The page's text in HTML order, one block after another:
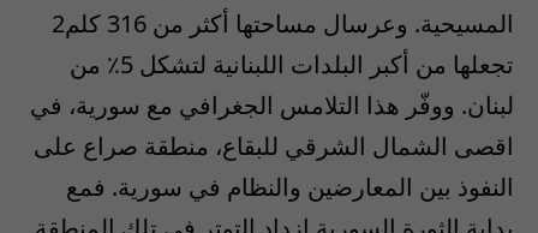
المسيحية. وعرسال مساحتها أكثر من 316 كلم2
تجعلها من أكبر البلدات اللبنانية لتشكل 5٪ من
لبنان. ووفّر هذا التلامس الجغرافي مع سورية، في
اقصى الشمال الشرقي للبقاع، منطقة صراع على
النفوذ بين المعارضين والنظام في سورية. فمع